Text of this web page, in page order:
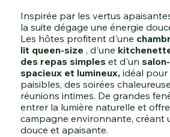
Inspirée par les vertus
la suite dégage une énergie
Les hôtes profitent d'une
lit queen-size , d'une
des repas simples et d'un
spacieux et lumineux, idéal pour
paisibles, des soirées
réunions intimes. De grandes
entrer la lumière naturelle et
campagne environnante, créant
douce et apaisante.